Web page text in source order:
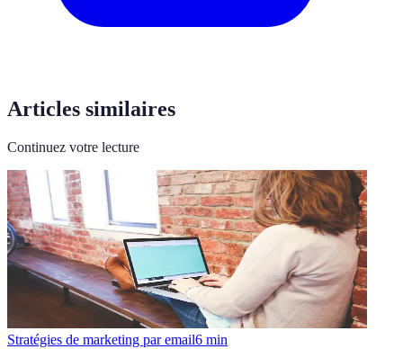
Articles similaires
Continuez votre lecture
Stratégies de marketing par email6 min